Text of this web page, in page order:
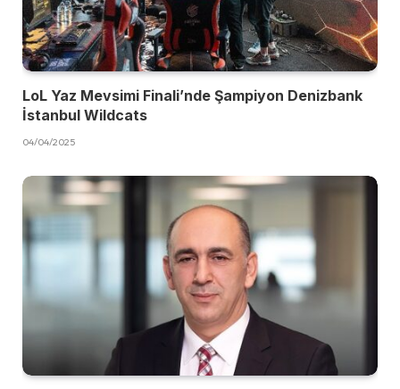
LoL Yaz Mevsimi Finali’nde Şampiyon Denizbank
İstanbul Wildcats
04/04/2025